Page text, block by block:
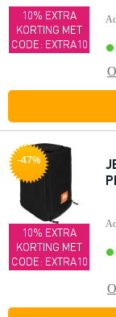
10% EXTRA
KORTING MET
CODE: EXTRA10
-47%
10% EXTRA
KORTING MET
CODE: EXTRA10